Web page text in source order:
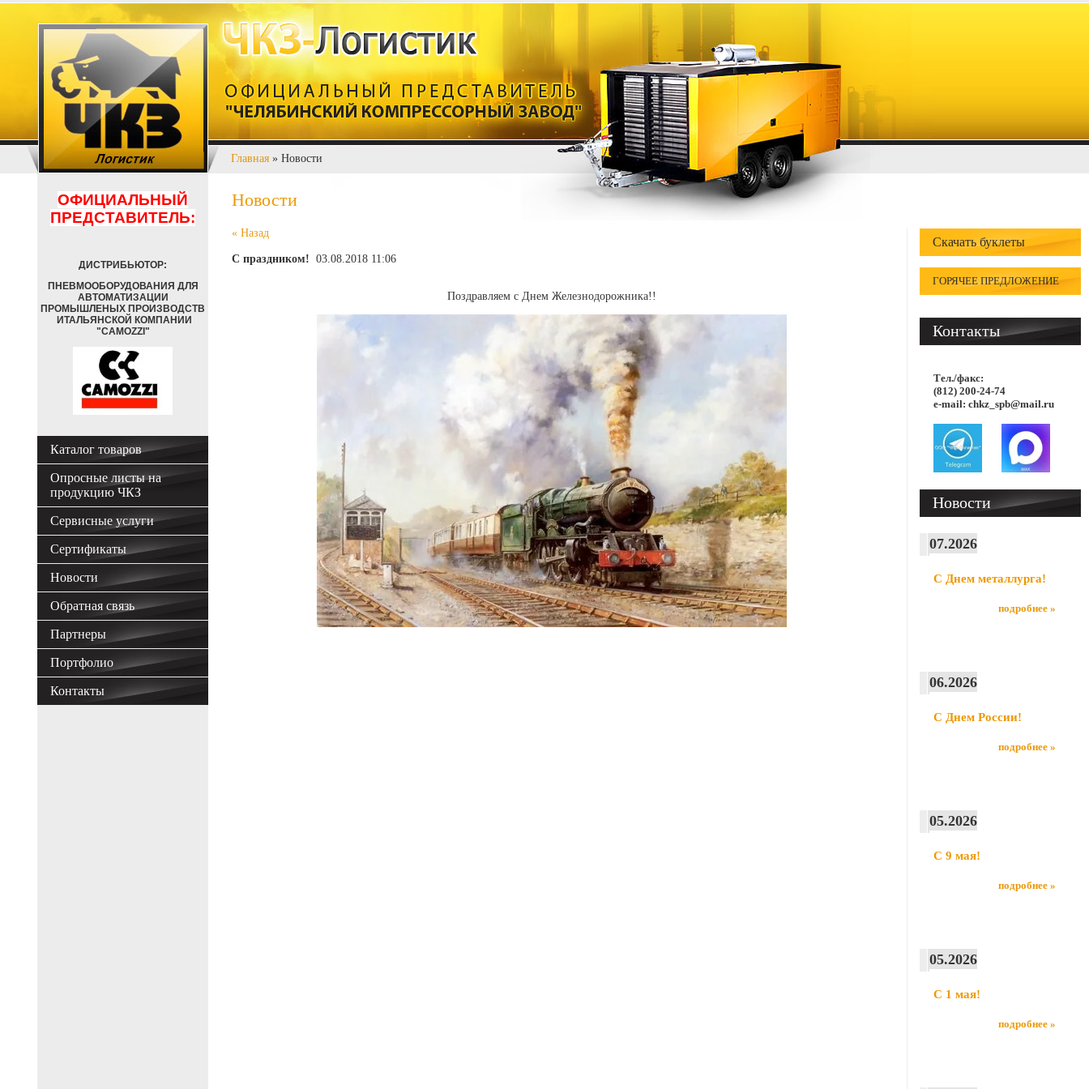
Главная » Новости
ОФИЦИАЛЬНЫЙ
ПРЕДСТАВИТЕЛЬ:
ДИСТРИБЬЮТОР:
ПНЕВМООБОРУДОВАНИЯ ДЛЯ
АВТОМАТИЗАЦИИ
ПРОМЫШЛЕНЫХ ПРОИЗВОДСТВ
ИТАЛЬЯНСКОЙ КОМПАНИИ
"CAMOZZI"
Каталог товаров
Опросные листы на
продукцию ЧКЗ
Сервисные услуги
Сертификаты
Новости
Обратная связь
Партнеры
Портфолио
Контакты
Новости
« Назад
С праздником! 03.08.2018 11:06
Поздравляем с Днем Железнодорожника!!
Скачать буклеты
ГОРЯЧЕЕ ПРЕДЛОЖЕНИЕ
Контакты
Тел./факс:
(812) 200-24-74
e-mail: chkz_spb@mail.ru
Новости
07.2026
С Днем металлурга!
подробнее »
06.2026
С Днем России!
подробнее »
05.2026
С 9 мая!
подробнее »
05.2026
С 1 мая!
подробнее »